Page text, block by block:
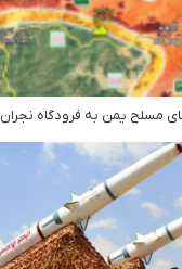
مسلح یمن به فرودگاه نجران